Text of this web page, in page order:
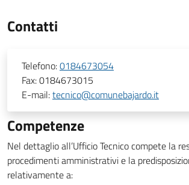
Contatti
Telefono:0184673054
Fax:0184673015
E-mail:tecnico@comunebajardo.it
Competenze
Nel dettaglio all’Ufficio Tecnico compete la
procedimenti amministrativi e la
relativamente a: